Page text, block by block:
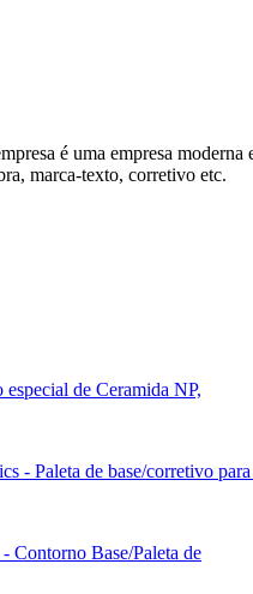
é uma empresa
marca-texto, corretivo etc.
de Ceramida NP,
Base/Paleta de